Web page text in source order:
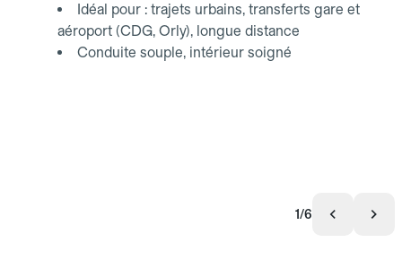
Idéal pour : trajets urbains, transferts gare et
aéroport (CDG, Orly), longue distance
Conduite souple, intérieur soigné
1/6